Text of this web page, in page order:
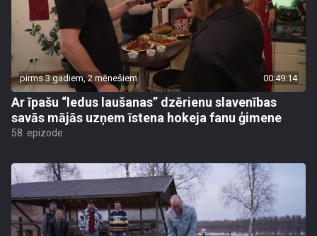
pirms 3 gadiem, 2 mēnešiem 00:49:14
Ar īpašu “ledus laušanas” dzērienu slavenības
savās mājās uzņem īstena hokeja fanu ģimene
58. epizode